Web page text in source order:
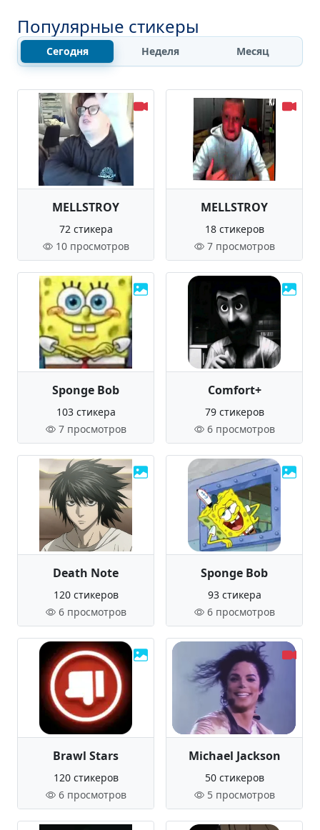
Популярные стикеры
Сегодня Неделя Месяц
MELLSTROY
72 стикера
10 просмотров
MELLSTROY
18 стикеров
7 просмотров
Sponge Bob
103 стикера
7 просмотров
Comfort+
79 стикеров
6 просмотров
Death Note
120 стикеров
6 просмотров
Sponge Bob
93 стикера
6 просмотров
Brawl Stars
120 стикеров
6 просмотров
Michael Jackson
50 стикеров
5 просмотров